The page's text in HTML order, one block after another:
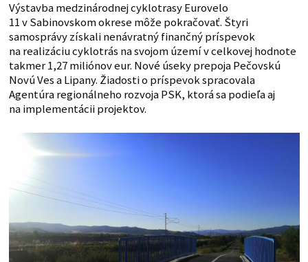
Výstavba medzinárodnej cyklotrasy Eurovelo
11 v Sabinovskom okrese môže pokračovať. Štyri
samosprávy získali nenávratný finančný príspevok
na realizáciu cyklotrás na svojom území v celkovej hodnote
takmer 1,27 miliónov eur. Nové úseky prepoja Pečovskú
Novú Ves a Lipany. Žiadosti o príspevok spracovala
Agentúra regionálneho rozvoja PSK, ktorá sa podieľa aj
na implementácii projektov.